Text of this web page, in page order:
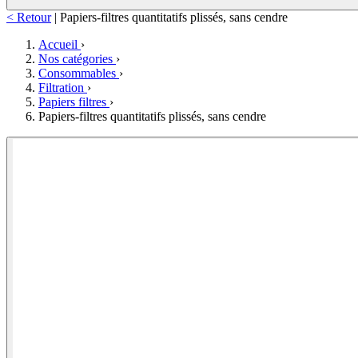
< Retour | Papiers-filtres quantitatifs plissés, sans cendre
Accueil ›
Nos catégories ›
Consommables ›
Filtration ›
Papiers filtres ›
Papiers-filtres quantitatifs plissés, sans cendre